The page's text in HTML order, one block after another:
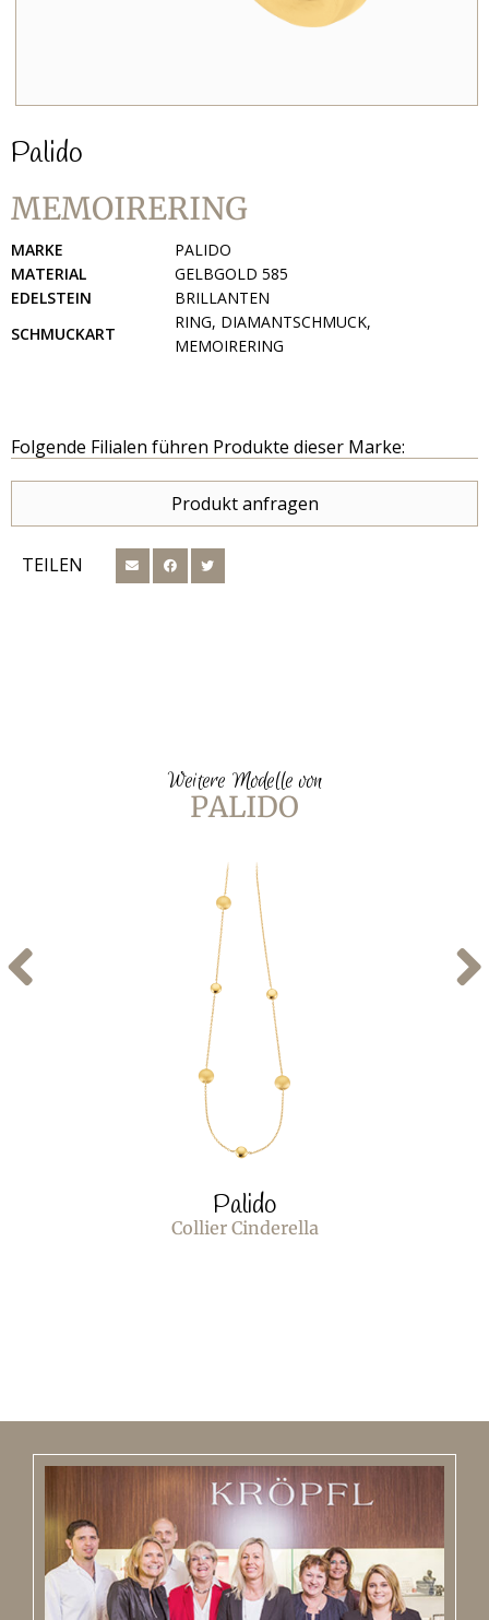
Palido
MEMOIRERING
MARKE
PALIDO
MATERIAL
GELBGOLD 585
EDELSTEIN
BRILLANTEN
SCHMUCKART
RING, DIAMANTSCHMUCK,
MEMOIRERING
Folgende Filialen führen Produkte dieser Marke:
Produkt anfragen
TEILEN
Weitere Modelle von
PALIDO
Palido
Collier Cinderella